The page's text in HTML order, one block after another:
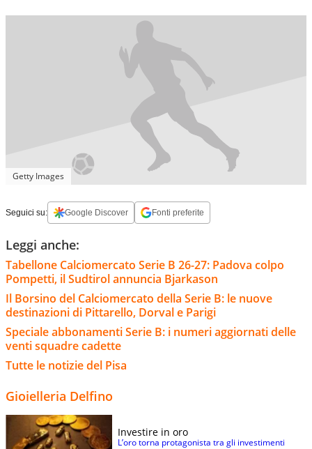
Getty Images
Seguici su: Google Discover Fonti preferite
Leggi anche:
Tabellone Calciomercato Serie B 26-27: Padova colpo
Pompetti, il Sudtirol annuncia Bjarkason
Il Borsino del Calciomercato della Serie B: le nuove
destinazioni di Pittarello, Dorval e Parigi
Speciale abbonamenti Serie B: i numeri aggiornati delle
venti squadre cadette
Tutte le notizie del Pisa
Gioielleria Delfino
Investire in oro
L’oro torna protagonista tra gli investimenti